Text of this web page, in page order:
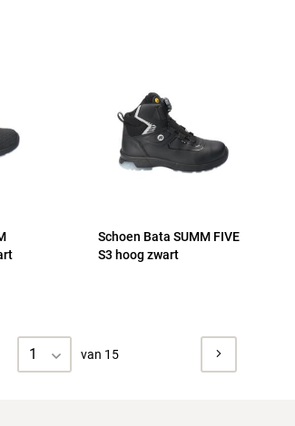
Schoen Bata SUMM FIVE
S3 hoog zwart
1 van 15